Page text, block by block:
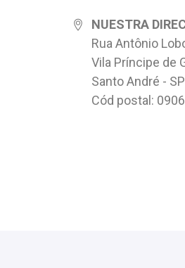
NUESTRA
Rua Antônio
Vila Príncipe de
Santo André -
Cód postal: